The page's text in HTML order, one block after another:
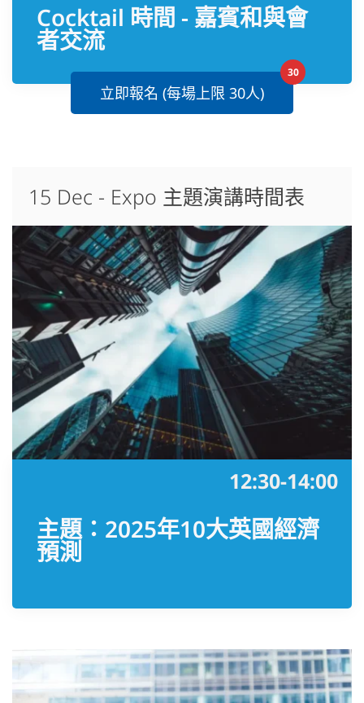
Cocktail 時間 - 嘉賓和與會
者交流
立即報名 (每場上限 30人)
30
15 Dec - Expo 主題演講時間表
12:30-14:00
主題：2025年10大英國經濟
預測